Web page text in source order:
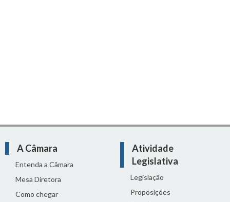
A Câmara
Entenda a Câmara
Mesa Diretora
Como chegar
Atividade
Legislativa
Legislação
Proposições